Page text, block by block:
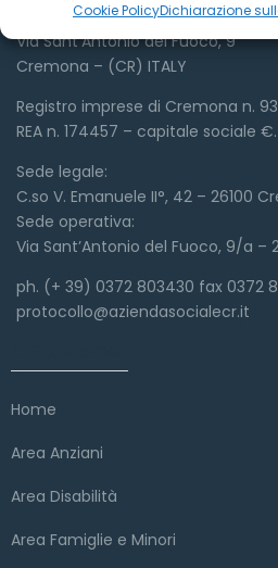
Cookie PolicyDichiarazione
Azienda Sociale Cremonese
Via Sant’Antonio del Fuoco, 9
Cremona – (CR) ITALY
Registro imprese di Cremona n.
REA n. 174457 – capitale sociale
Sede legale:
C.so V. Emanuele II°, 42 – 26100
Sede operativa:
Via Sant’Antonio del Fuoco, 9/a –
ph. (+ 39) 0372 803430 fax 0372
protocollo@aziendasocialecr.it
Home
Area Anziani
Area Disabilità
Area Famiglie e Minori